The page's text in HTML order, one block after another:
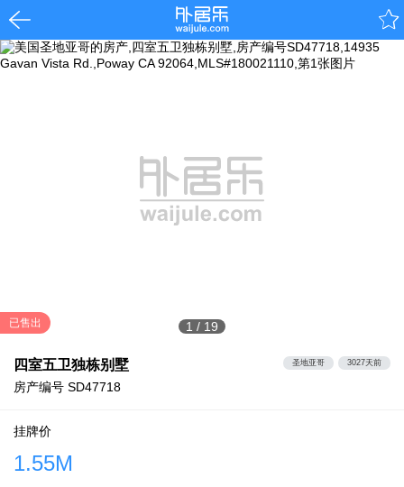
1 / 19
已售出
四室五卫独栋别墅
房产编号 SD47718
圣地亚哥 3027天前
挂牌价
1.55M